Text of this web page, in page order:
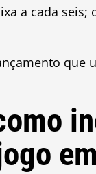
a cada seis;
que